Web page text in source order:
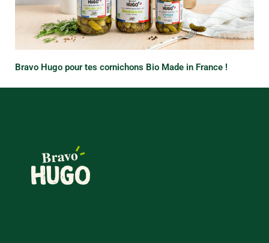
Bravo Hugo pour tes cornichons Bio Made in France !